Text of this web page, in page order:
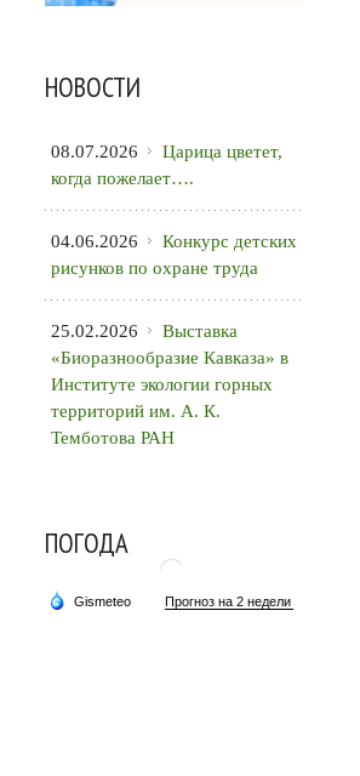
НОВОСТИ
08.07.2026
Царица цветет,
когда пожелает….
04.06.2026
Конкурс детских
рисунков по охране труда
25.02.2026
Выставка
«Биоразнообразие Кавказа» в
Институте экологии горных
территорий им. А. К.
Темботова РАН
ПОГОДА